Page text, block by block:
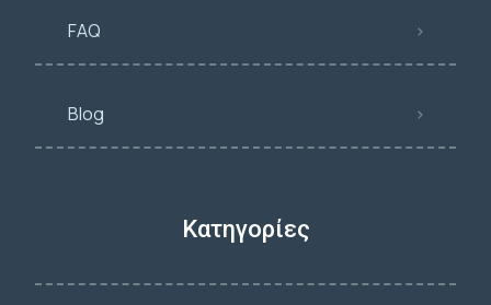
FAQ
Blog
Κατηγορίες